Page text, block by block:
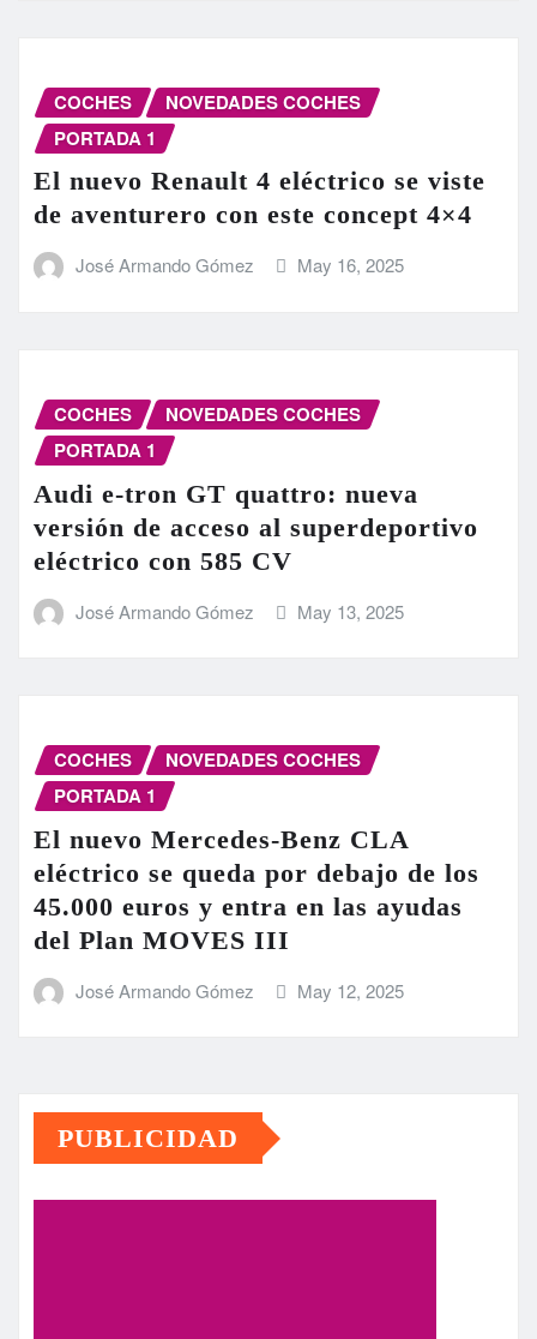
COCHES
NOVEDADES COCHES
PORTADA 1
El nuevo Renault 4 eléctrico se viste
de aventurero con este concept 4×4
José Armando Gómez May 16, 2025
COCHES
NOVEDADES COCHES
PORTADA 1
Audi e-tron GT quattro: nueva
versión de acceso al superdeportivo
eléctrico con 585 CV
José Armando Gómez May 13, 2025
COCHES
NOVEDADES COCHES
PORTADA 1
El nuevo Mercedes-Benz CLA
eléctrico se queda por debajo de los
45.000 euros y entra en las ayudas
del Plan MOVES III
José Armando Gómez May 12, 2025
PUBLICIDAD